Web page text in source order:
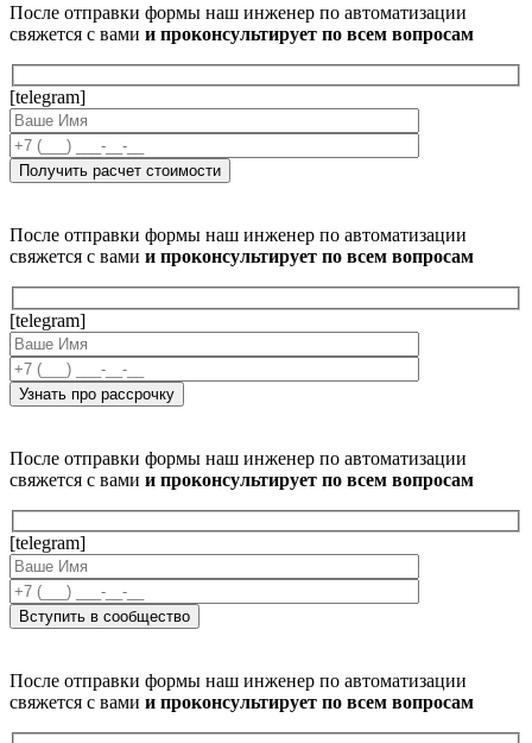
После отправки формы наш инженер по автоматизации
свяжется с вами и проконсультирует по всем вопросам
[telegram]
После отправки формы наш инженер по автоматизации
свяжется с вами и проконсультирует по всем вопросам
[telegram]
После отправки формы наш инженер по автоматизации
свяжется с вами и проконсультирует по всем вопросам
[telegram]
После отправки формы наш инженер по автоматизации
свяжется с вами и проконсультирует по всем вопросам